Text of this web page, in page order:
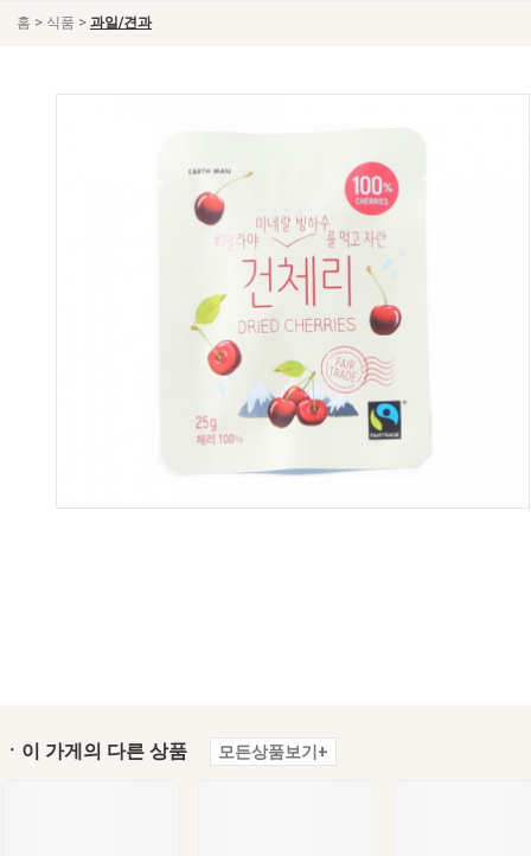
홈 > 식품 > 과일/견과
ㆍ이 가게의 다른 상품 모든상품보기+